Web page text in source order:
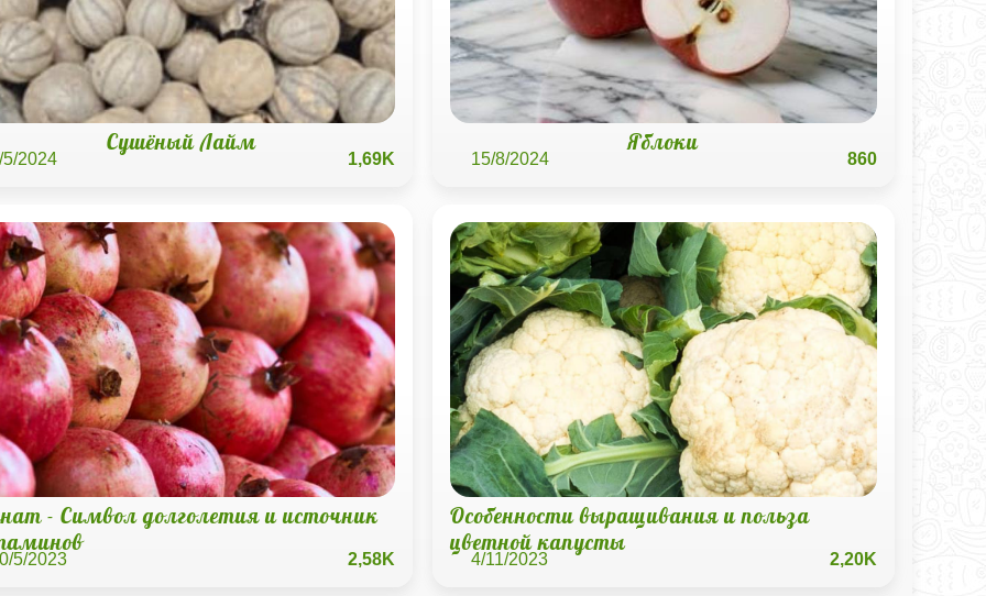
Сушёный Лайм
5/2024 1,69K
Яблоки
15/8/2024 860
- Символ долголетия и источник
5/2023 2,58K
Особенности выращивания и польза
цветной капусты
4/11/2023 2,20K